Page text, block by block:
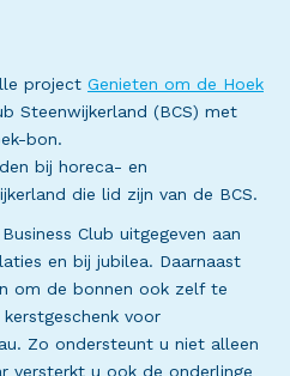
project Genieten om de Hoek
Steenwijkerland (BCS) met
bon.
bij horeca- en
die lid zijn van de BCS.
Club uitgegeven aan
en bij jubilea. Daarnaast
om de bonnen ook zelf te
voor
Zo ondersteunt u niet alleen
versterkt u ook de onderlinge